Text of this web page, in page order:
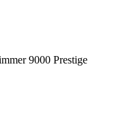
9000 Prestige